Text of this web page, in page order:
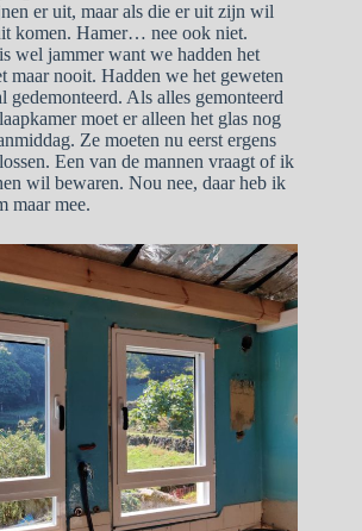
er uit, maar als die er uit zijn wil
komen. Hamer… nee ook niet.
jammer want we hadden het
maar nooit. Hadden we het geweten
gedemonteerd. Als alles gemonteerd
moet er alleen het glas nog
Ze moeten nu eerst ergens
Een van de mannen vraagt of ik
wil bewaren. Nou nee, daar heb ik
maar mee.